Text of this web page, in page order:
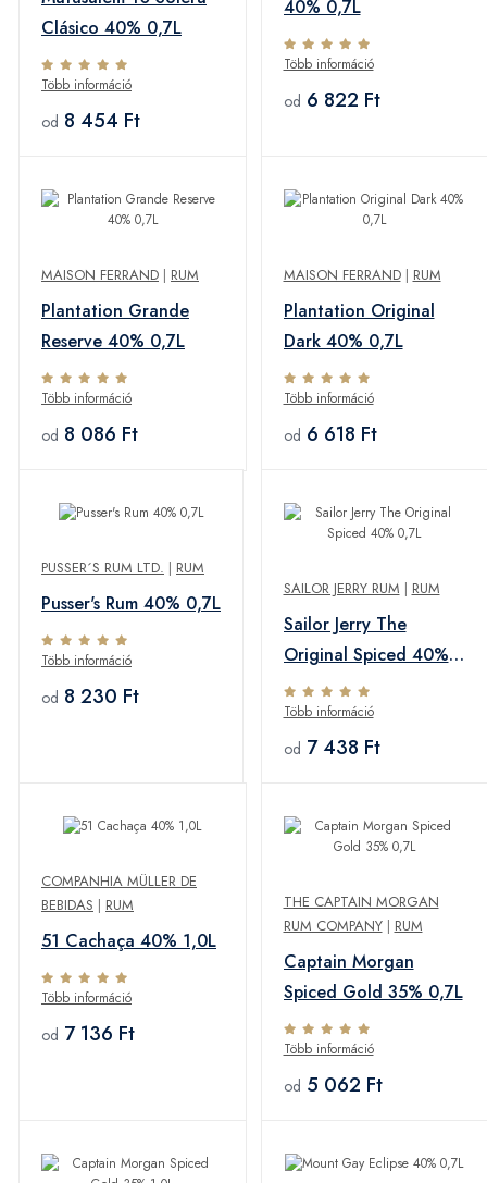
Clásico 40% 0,7L
Több információ
od 8 454 Ft
40% 0,7L
Több információ
od 6 822 Ft
MAISON FERRAND | RUM
Plantation Grande
Reserve 40% 0,7L
Több információ
od 8 086 Ft
MAISON FERRAND| RUM
Plantation Original
Dark 40% 0,7L
Több információ
od 6 618 Ft
PUSSER´S RUM LTD. | RUM
Pusser's Rum 40% 0,7L
Több információ
od 8 230 Ft
SAILOR JERRY RUM | RUM
Sailor Jerry The
Original Spiced 40%
0,7L
Több információ
od 7 438 Ft
COMPANHIA MÜLLER DE
BEBIDAS | RUM
51 Cachaça 40% 1,0L
Több információ
od 7 136 Ft
THE CAPTAIN MORGAN
RUM COMPANY| RUM
Captain Morgan
Spiced Gold 35% 0,7L
Több információ
od 5 062 Ft